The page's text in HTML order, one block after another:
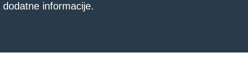
informacije.